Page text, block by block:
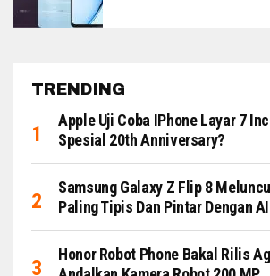
TRENDING
Apple Uji Coba IPhone Layar 7
Spesial 20th Anniversary?
Samsung Galaxy Z Flip 8
Paling Tipis Dan Pintar Dengan
Honor Robot Phone Bakal Rilis